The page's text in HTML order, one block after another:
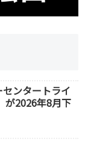
センタートライ
が2026年8月下